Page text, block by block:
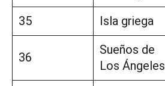
35 Isla griega
36
Sueños de
Los Ángeles